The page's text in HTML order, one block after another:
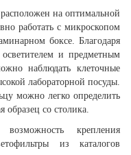
на оптимальной
работать с микроскопом
боксе. Благодаря
и предметным
наблюдать клеточные
лабораторной посуды.
можно легко определить
образец со столика.
крепления
из каталогов